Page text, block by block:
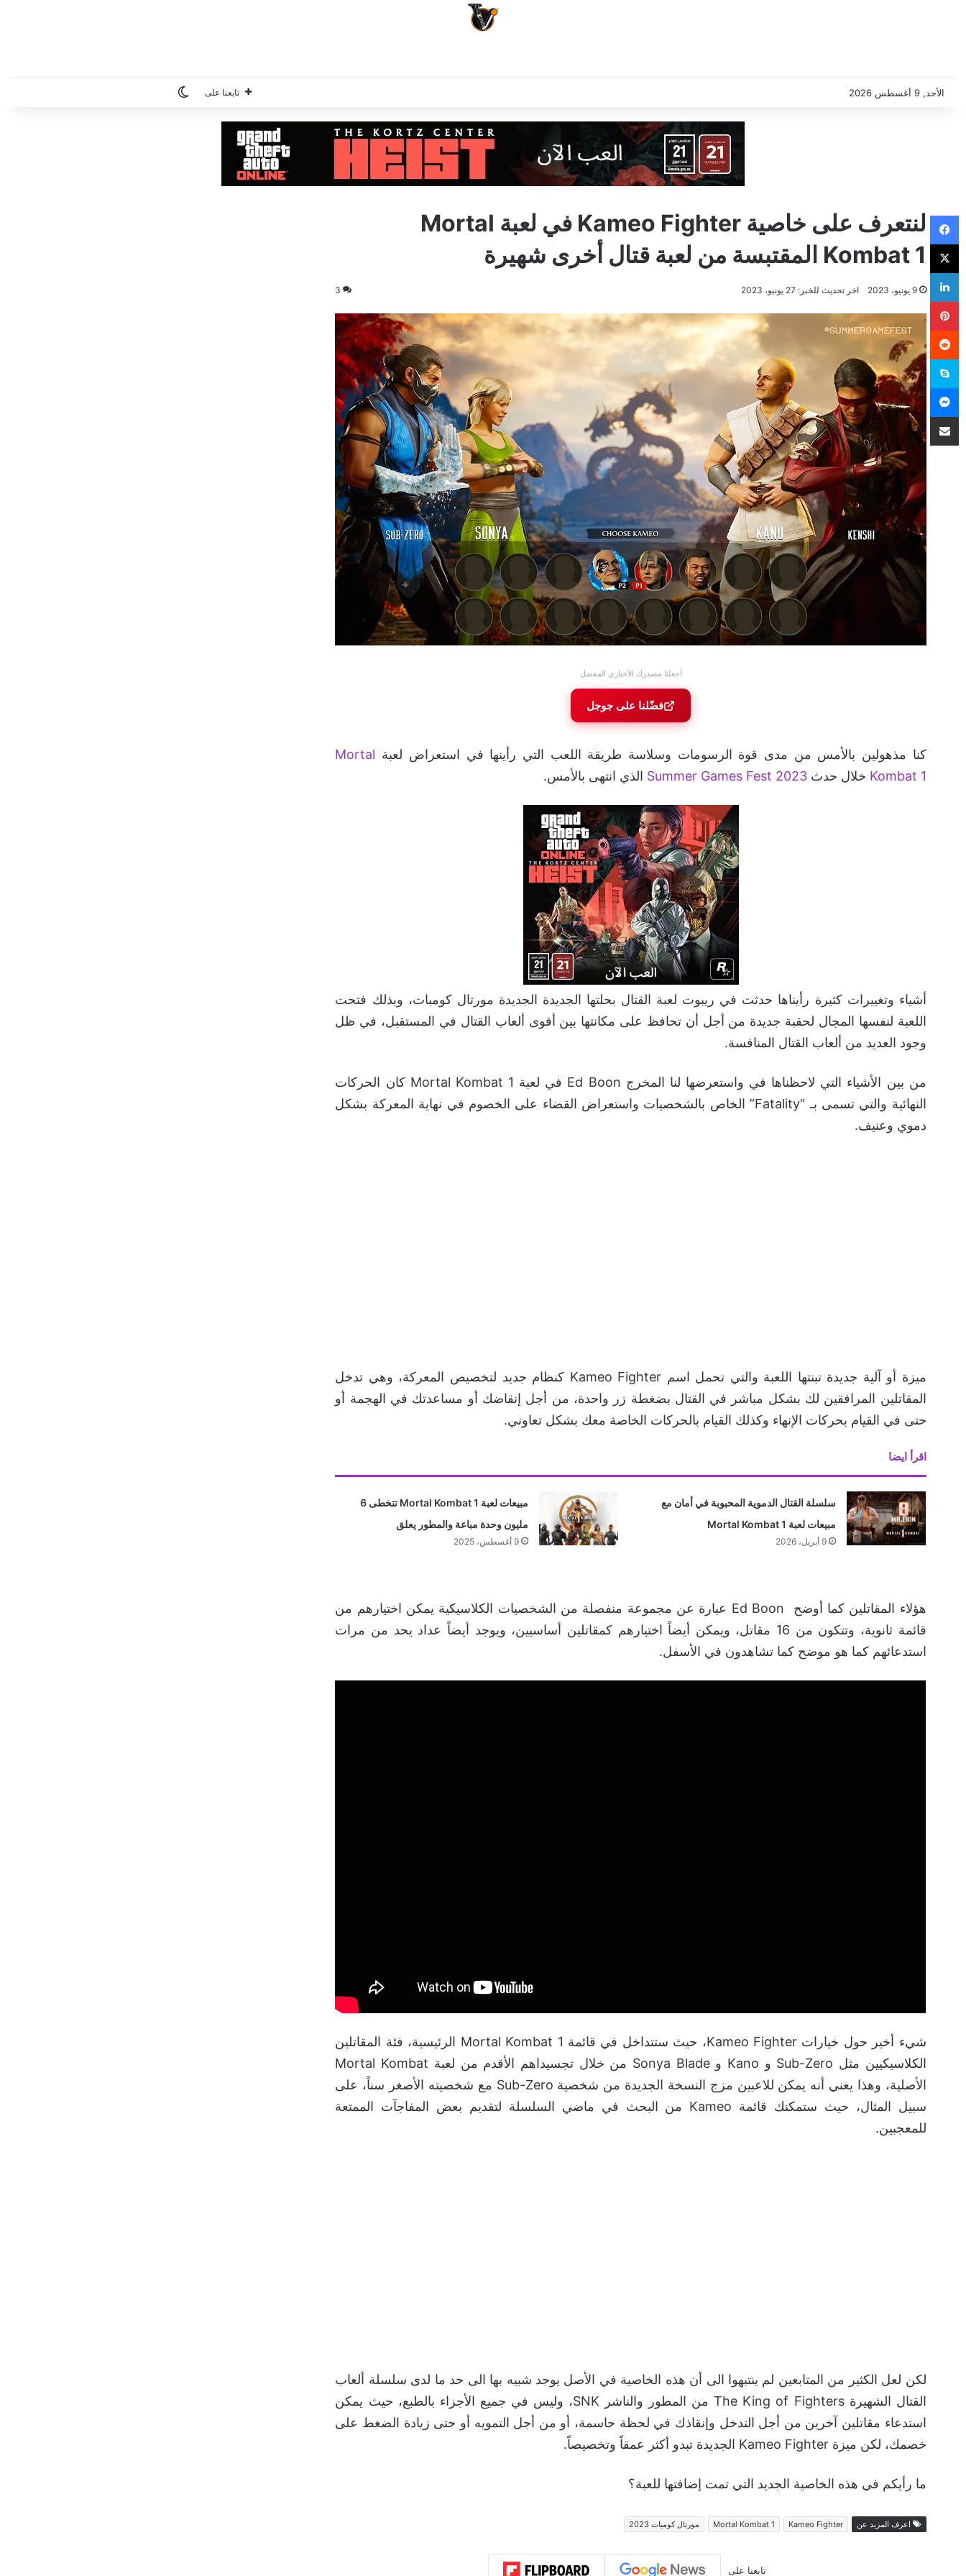
الأحد, 9 أغسطس 2026 تابعنا على الوضع المظلم
لنتعرف على خاصية Kameo Fighter في لعبة Mortal
Kombat 1 المقتبسة من لعبة قتال أخرى شهيرة
9 يونيو، 2023 اخر تحديث للخبر: 27 يونيو، 2023 3
أجعلنا مصدرك الأخباري المفضل
فضّلنا على جوجل
كنا مذهولين بالأمس من مدى قوة الرسومات وسلاسة طريقة اللعب التي رأينها في استعراض لعبة Mortal
Kombat 1 خلال حدث Summer Games Fest 2023 الذي انتهى بالأمس.
أشياء وتغييرات كثيرة رأيناها حدثت في ريبوت لعبة القتال بحلتها الجديدة الجديدة مورتال كومبات، وبذلك فتحت
اللعبة لنفسها المجال لحقبة جديدة من أجل أن تحافظ على مكانتها بين أقوى ألعاب القتال في المستقبل، في ظل
وجود العديد من ألعاب القتال المنافسة.
من بين الأشياء التي لاحظناها في واستعرضها لنا المخرج Ed Boon في لعبة Mortal Kombat 1 كان الحركات
النهائية والتي تسمى بـ “Fatality” الخاص بالشخصيات واستعراض القضاء على الخصوم في نهاية المعركة بشكل
دموي وعنيف.
ميزة أو آلية جديدة تبنتها اللعبة والتي تحمل اسم Kameo Fighter كنظام جديد لتخصيص المعركة، وهي تدخل
المقاتلين المرافقين لك بشكل مباشر في القتال بضغطة زر واحدة، من أجل إنقاضك أو مساعدتك في الهجمة أو
حتى في القيام بحركات الإنهاء وكذلك القيام بالحركات الخاصة معك بشكل تعاوني.
اقرأ ايضا
سلسلة القتال الدموية المحبوبة في أمان مع
مبيعات لعبة Mortal Kombat 1
9 أبريل، 2026
مبيعات لعبة Mortal Kombat 1 تتخطى 6
مليون وحدة مباعة والمطور يعلق
9 أغسطس، 2025
هؤلاء المقاتلين كما أوضح Ed Boon عبارة عن مجموعة منفصلة من الشخصيات الكلاسيكية يمكن اختيارهم من
قائمة ثانوية، وتتكون من 16 مقاتل، ويمكن أيضاً اختيارهم كمقاتلين أساسيين، ويوجد أيضاً عداد يحد من مرات
استدعائهم كما هو موضح كما تشاهدون في الأسفل.
شيء أخير حول خيارات Kameo Fighter، حيث ستتداخل في قائمة Mortal Kombat 1 الرئيسية، فئة المقاتلين
الكلاسيكيين مثل Sub-Zero و Kano و Sonya Blade من خلال تجسيداهم الأقدم من لعبة Mortal Kombat
الأصلية، وهذا يعني أنه يمكن للاعبين مزج النسخة الجديدة من شخصية Sub-Zero مع شخصيته الأصغر سناً، على
سبيل المثال، حيث ستمكنك قائمة Kameo من البحث في ماضي السلسلة لتقديم بعض المفاجآت الممتعة
للمعجبين.
لكن لعل الكثير من المتابعين لم ينتبهوا الى أن هذه الخاصية في الأصل يوجد شبيه بها الى حد ما لدى سلسلة ألعاب
القتال الشهيرة The King of Fighters من المطور والناشر SNK، وليس في جميع الأجزاء بالطبع، حيث يمكن
استدعاء مقاتلين آخرين من أجل التدخل وإنقاذك في لحظة حاسمة، أو من أجل التمويه أو حتى زيادة الضغط على
خصمك، لكن ميزة Kameo Fighter الجديدة تبدو أكثر عمقاً وتخصيصاً.
ما رأيكم في هذه الخاصية الجديد التي تمت إضافتها للعبة؟
اعرف المزيد عن Kameo Fighter
Mortal Kombat 1 مورتال كومبات 2023
تابعنا على
فيسبوك
‫X
لينكدإن
بينتيريست
سكايب
ماسنجر
مشاركة عبر البريد